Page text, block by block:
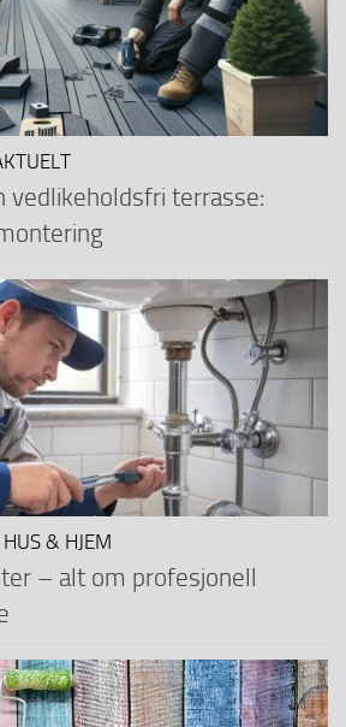
vedlikeholdsfri terrasse:
HUS & HJEM
– alt om profesjonell